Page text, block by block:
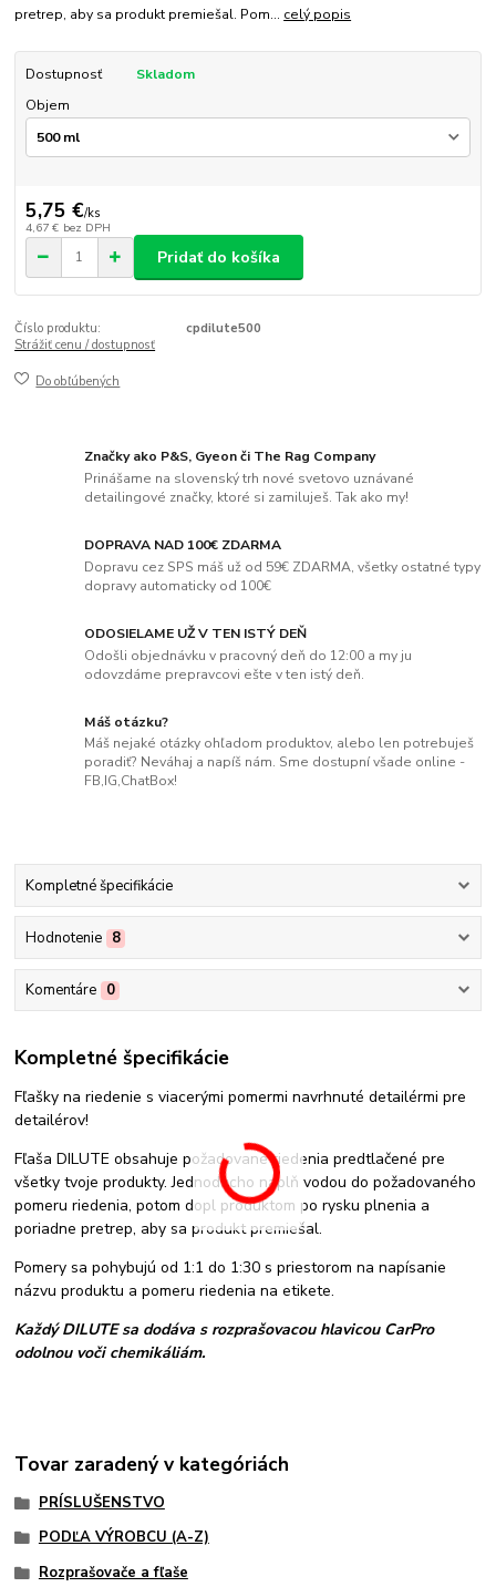
pretrep, aby sa produkt premiešal. Pom... celý popis
Dostupnosť
Skladom
Objem
5,75 €/ks
4,67 € bez DPH
Pridať do košíka
Číslo produktu:
cpdilute500
Strážiť cenu / dostupnosť
Do obľúbených
Značky ako P&S, Gyeon či The Rag Company
Prinášame na slovenský trh nové svetovo uznávané
detailingové značky, ktoré si zamiluješ. Tak ako my!
DOPRAVA NAD 100€ ZDARMA
Dopravu cez SPS máš už od 59€ ZDARMA, všetky ostatné typy
dopravy automaticky od 100€
ODOSIELAME UŽ V TEN ISTÝ DEŇ
Odošli objednávku v pracovný deň do 12:00 a my ju
odovzdáme prepravcovi ešte v ten istý deň.
Máš otázku?
Máš nejaké otázky ohľadom produktov, alebo len potrebuješ
poradiť? Neváhaj a napíš nám. Sme dostupní všade online -
FB,IG,ChatBox!
Kompletné špecifikácie
Hodnotenie 8
Komentáre 0
Kompletné špecifikácie
Fľašky na riedenie s viacerými pomermi navrhnuté detailérmi pre
detailérov!
Fľaša DILUTE obsahuje požadované riedenia predtlačené pre
všetky tvoje produkty. Jednoducho naplň vodou do požadovaného
pomeru riedenia, potom dopl produktom po rysku plnenia a
poriadne pretrep, aby sa produkt premiešal.
Pomery sa pohybujú od 1:1 do 1:30 s priestorom na napísanie
názvu produktu a pomeru riedenia na etikete.
Každý DILUTE sa dodáva s rozprašovacou hlavicou CarPro
odolnou voči chemikáliám.
Tovar zaradený v kategóriách
PRÍSLUŠENSTVO
PODĽA VÝROBCU (A-Z)
Rozprašovače a fľaše